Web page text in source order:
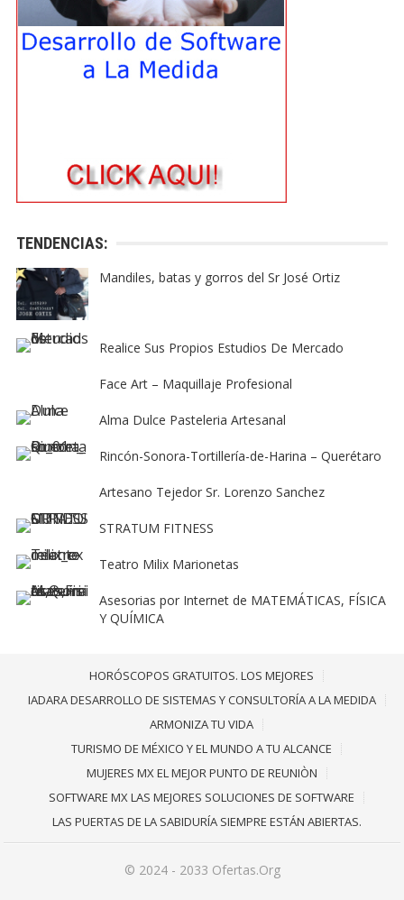
TENDENCIAS:
Mandiles, batas y gorros del Sr José Ortiz
Realice Sus Propios Estudios De Mercado
Face Art – Maquillaje Profesional
Alma Dulce Pasteleria Artesanal
Rincón-Sonora-Tortillería-de-Harina – Querétaro
Artesano Tejedor Sr. Lorenzo Sanchez
STRATUM FITNESS
Teatro Milix Marionetas
Asesorias por Internet de MATEMÁTICAS, FÍSICA
Y QUÍMICA
HORÓSCOPOS GRATUITOS. LOS MEJORES
IADARA DESARROLLO DE SISTEMAS Y CONSULTORÍA A LA MEDIDA
ARMONIZA TU VIDA
TURISMO DE MÉXICO Y EL MUNDO A TU ALCANCE
MUJERES MX EL MEJOR PUNTO DE REUNIÒN
SOFTWARE MX LAS MEJORES SOLUCIONES DE SOFTWARE
LAS PUERTAS DE LA SABIDURÍA SIEMPRE ESTÁN ABIERTAS.
© 2024 - 2033 Ofertas.Org